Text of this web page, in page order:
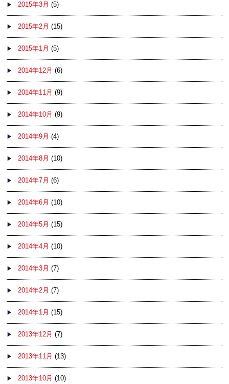
2015年3月 (5)
2015年2月 (15)
2015年1月 (5)
2014年12月 (6)
2014年11月 (9)
2014年10月 (9)
2014年9月 (4)
2014年8月 (10)
2014年7月 (6)
2014年6月 (10)
2014年5月 (15)
2014年4月 (10)
2014年3月 (7)
2014年2月 (7)
2014年1月 (15)
2013年12月 (7)
2013年11月 (13)
2013年10月 (10)